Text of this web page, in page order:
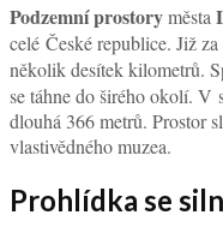
Podzemní prostoryměsta
celé České republice. Již
několik desítek kilometrů.
se táhne do širého okolí. V
dlouhá 366 metrů. Prostor
vlastivědného muzea.
Prohlídka se